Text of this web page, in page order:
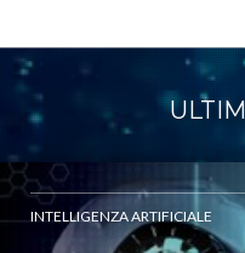
INTELLIGENZA ARTIFICIALE